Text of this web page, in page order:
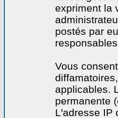
expriment la
postés par
Vous
applicables.
permanente
L'adresse IP